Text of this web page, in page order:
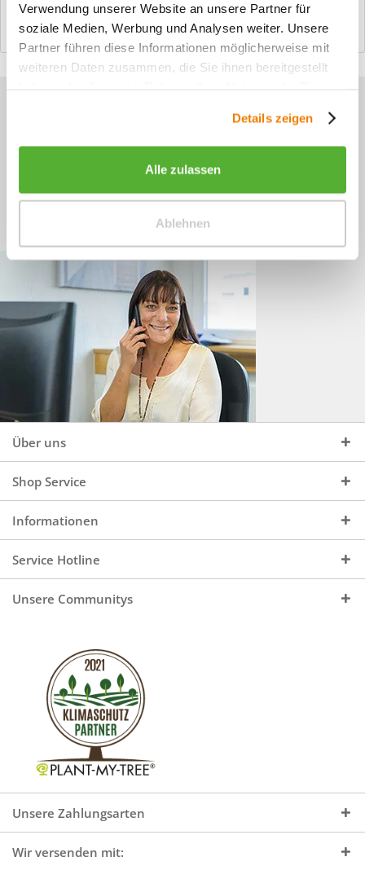
Verwendung unserer Website an unsere Partner für
soziale Medien, Werbung und Analysen weiter. Unsere
Partner führen diese Informationen möglicherweise mit
weiteren Daten zusammen, die Sie ihnen bereitgestellt
Details zeigen
Alle zulassen
Ablehnen
Bewertungen
0
Bewertungen lesen, schreiben und diskutieren...mehr
Sie haben Fragen zu unseren
+49 (0)4244 965 34 04
Mo - Do, 09:00 - 16:00 Uhr
und Fr, 09:00 - 13:00 Uhr
Über uns
Shop Service
Informationen
Service Hotline
Unsere Communitys
Unsere Zahlungsarten
Wir versenden mit: